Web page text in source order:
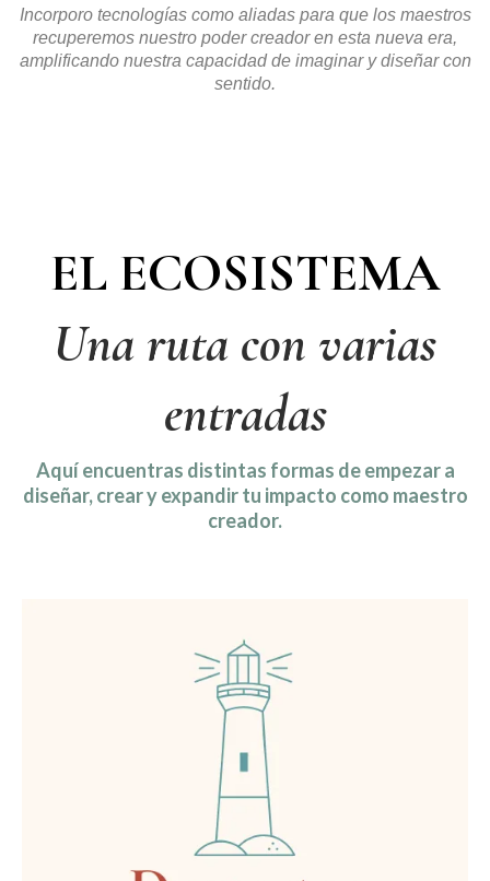
Incorporo tecnologías como aliadas para que los maestros
recuperemos nuestro poder creador en esta nueva era,
amplificando nuestra capacidad de imaginar y diseñar con
sentido.
EL ECOSISTEMA
Una ruta con varias
entradas
Aquí encuentras distintas formas de empezar a
diseñar, crear y expandir tu impacto como maestro
creador.